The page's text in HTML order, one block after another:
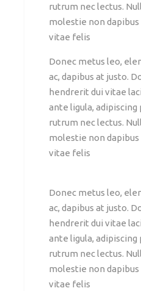
rutrum nec lectus.
molestie non
vitae felis
Donec metus leo,
ac, dapibus at justo.
hendrerit dui vitae
ante ligula, adipiscing
rutrum nec lectus.
molestie non
vitae felis
Donec metus leo,
ac, dapibus at justo.
hendrerit dui vitae
ante ligula, adipiscing
rutrum nec lectus.
molestie non
vitae felis